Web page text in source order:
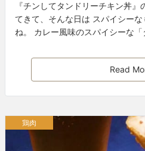
『チンしてタンドリーチキン丼
てきて、そんな日は スパイシー
ね。 カレー風味のスパイシーな「
Read
鶏肉